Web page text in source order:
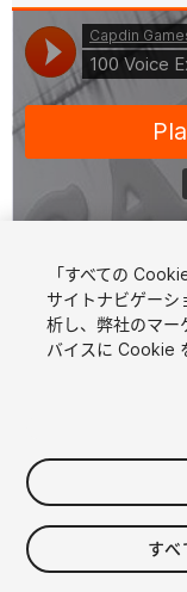
$7.80
消費税は決済時に計算
「すべての
サイトナビゲーシ
析し、弊社のマー
バイスに Cookie
すべ